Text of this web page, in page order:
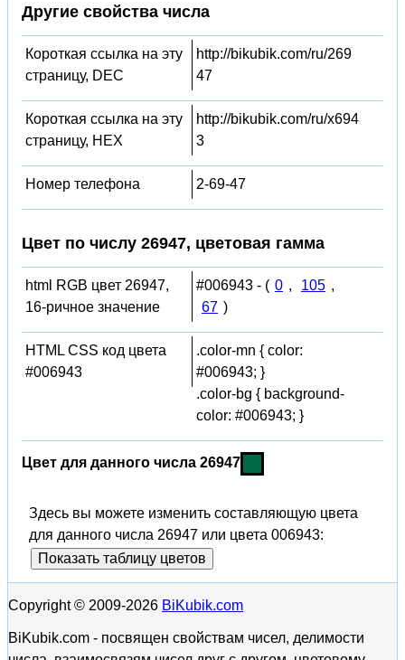
Другие свойства числа
Короткая ссылка на эту
страницу, DEC
http://bikubik.com/ru/269
47
Короткая ссылка на эту
страницу, HEX
http://bikubik.com/ru/x694
3
Номер телефона 2-69-47
Цвет по числу 26947, цветовая гамма
html RGB цвет 26947,
16-ричное значение
#006943 - ( 0 , 105 ,
67 )
HTML CSS код цвета
#006943
.color-mn { color:
#006943; }
.color-bg { background-
color: #006943; }
Цвет для данного числа 26947
Здесь вы можете изменить составляющую цвета
для данного числа 26947 или цвета 006943:
Показать таблицу цветов
Copyright © 2009-2026 BiKubik.com
BiKubik.com - посвящен свойствам чисел, делимости